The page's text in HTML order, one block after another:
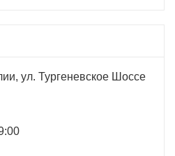
ул. Тургеневское Шоссе